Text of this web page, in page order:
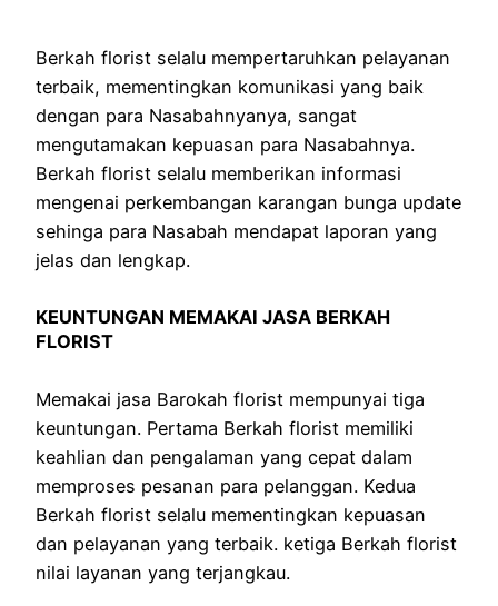
Berkah florist selalu mempertaruhkan pelayanan
terbaik, mementingkan komunikasi yang baik
dengan para Nasabahnyanya, sangat
mengutamakan kepuasan para Nasabahnya.
Berkah florist selalu memberikan informasi
mengenai perkembangan karangan bunga update
sehinga para Nasabah mendapat laporan yang
jelas dan lengkap.
KEUNTUNGAN MEMAKAI JASA BERKAH
FLORIST
Memakai jasa Barokah florist mempunyai tiga
keuntungan. Pertama Berkah florist memiliki
keahlian dan pengalaman yang cepat dalam
memproses pesanan para pelanggan. Kedua
Berkah florist selalu mementingkan kepuasan
dan pelayanan yang terbaik. ketiga Berkah florist
nilai layanan yang terjangkau.